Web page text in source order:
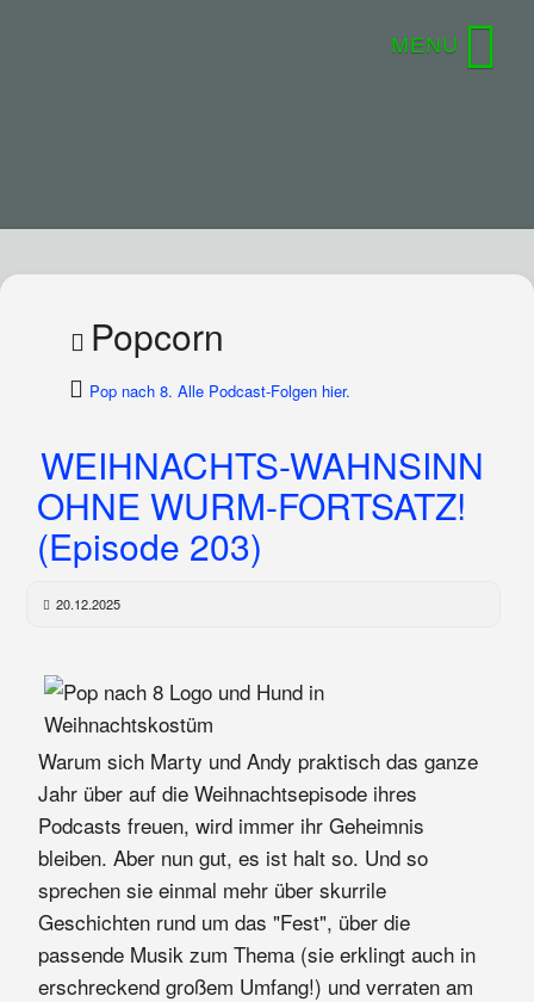
Popcorn
Pop nach 8. Alle Podcast-Folgen hier.
WEIHNACHTS-WAHNSINN
OHNE WURM-FORTSATZ!
(Episode 203)
20.12.2025
Warum sich Marty und Andy praktisch das ganze
Jahr über auf die Weihnachtsepisode ihres
Podcasts freuen, wird immer ihr Geheimnis
bleiben. Aber nun gut, es ist halt so. Und so
sprechen sie einmal mehr über skurrile
Geschichten rund um das "Fest", über die
passende Musik zum Thema (sie erklingt auch in
erschreckend großem Umfang!) und verraten am